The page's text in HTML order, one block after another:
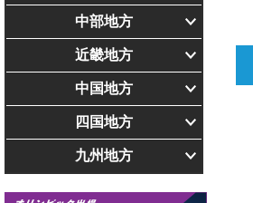
中部地方
近畿地方
中国地方
四国地方
九州地方